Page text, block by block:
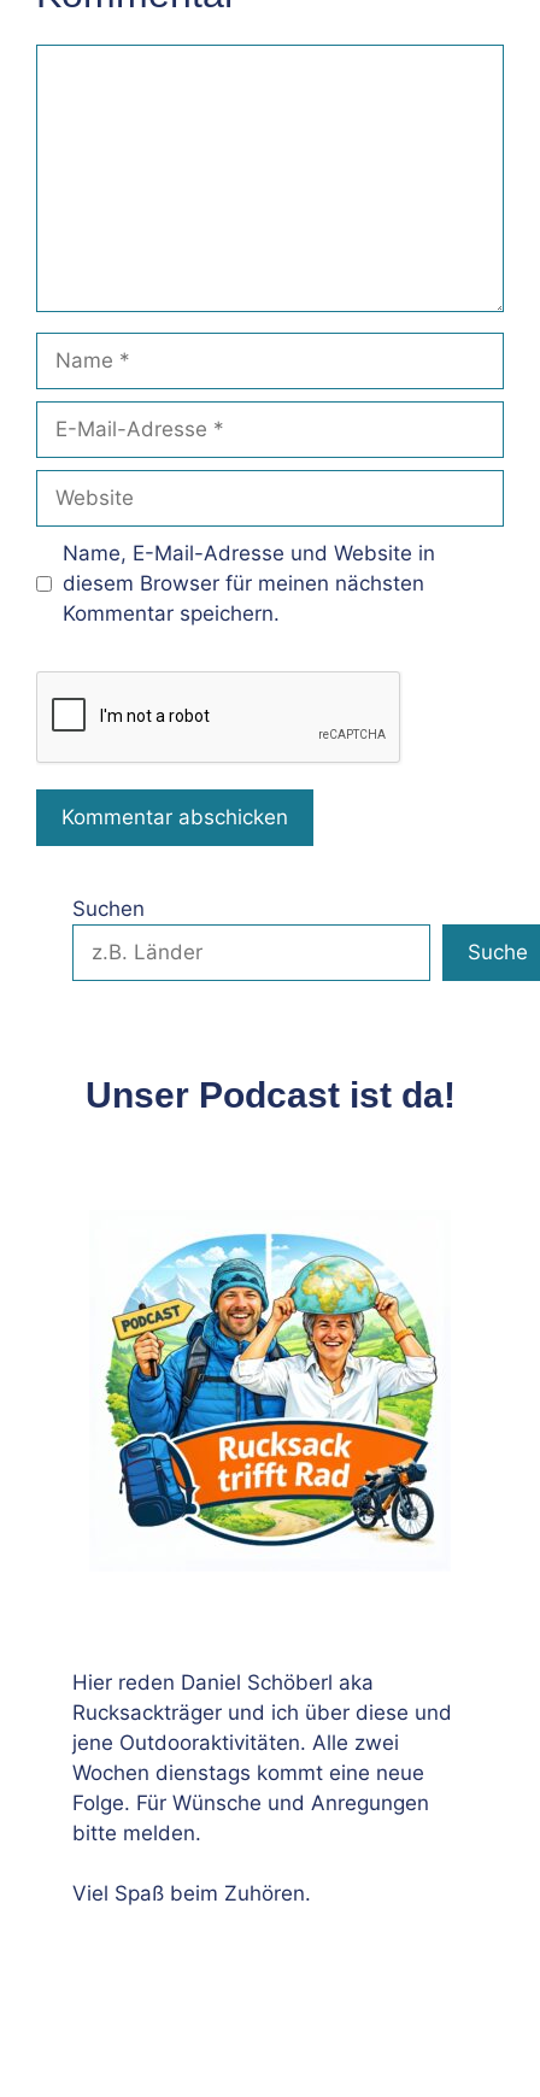
Mail-
Adresse
Name, E-Mail-Adresse und Website in
diesem Browser für meinen nächsten
Kommentar speichern.
Suchen
Suche
Unser Podcast ist da!
Hier reden Daniel Schöberl aka
Rucksackträger und ich über diese und
jene Outdooraktivitäten. Alle zwei
Wochen dienstags kommt eine neue
Folge. Für Wünsche und Anregungen
bitte melden.
Viel Spaß beim Zuhören.